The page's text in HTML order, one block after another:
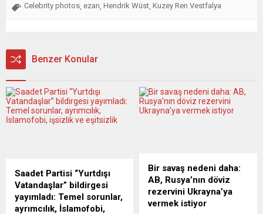
Celebrity photos ezan Hendrik Wüst Kuzey Ren Vestfalya
Benzer Konular
Saadet Partisi “Yurtdışı
Vatandaşlar” bildirgesi
yayımladı: Temel sorunlar,
ayrımcılık, İslamofobi,
Bir savaş nedeni daha:
AB, Rusya’nın döviz
rezervini Ukrayna’ya
vermek istiyor